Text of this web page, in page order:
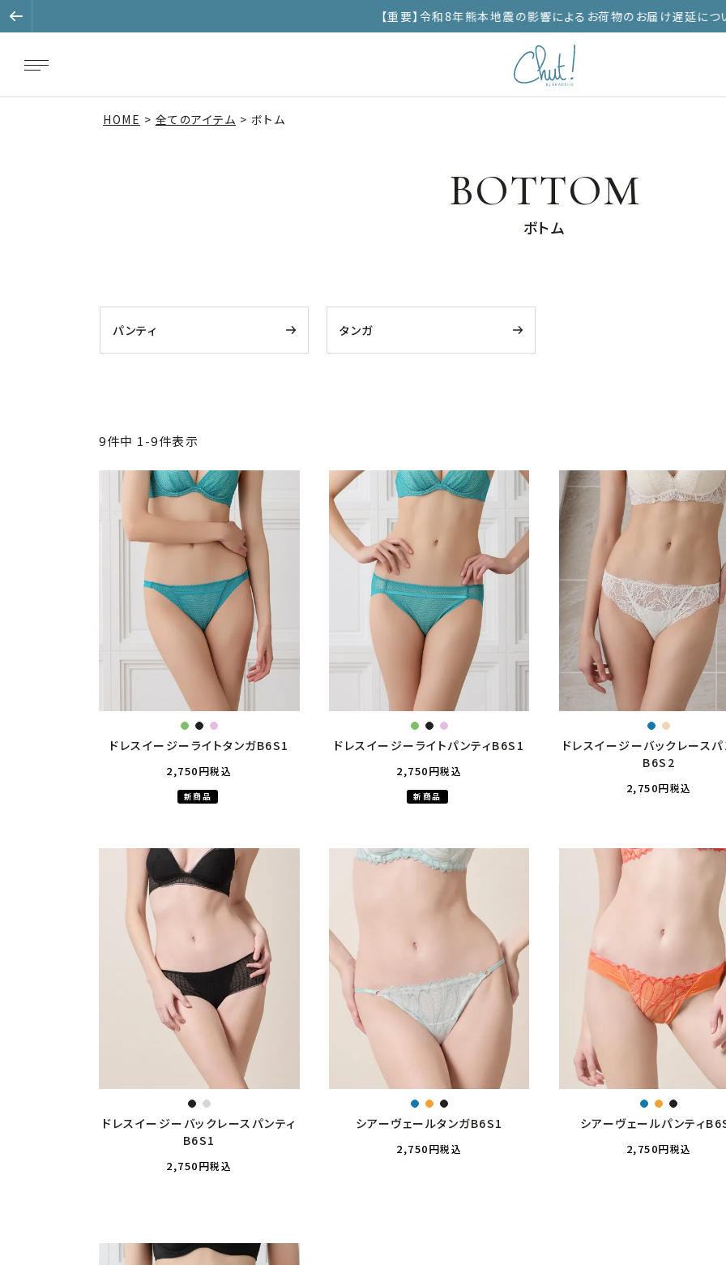
【重要】令和8年熊本地震の影響によるお荷物のお届け遅延について
HOME 全てのアイテム ボトム
BOTTOM
ボトム
パンティ タンガ
9件中 1-9件表示
ドレスイージーライトタンガB6S1
2,750 税込
新商品
ドレスイージーライトパンティB6S1
2,750 税込
新商品
ドレスイージーバックレースパ
B6S2
2,750 税込
ドレスイージーバックレースパンティ
B6S1
2,750 税込
シアーヴェールタンガB6S1
2,750 税込
シアーヴェールパンティ
2,750 税込